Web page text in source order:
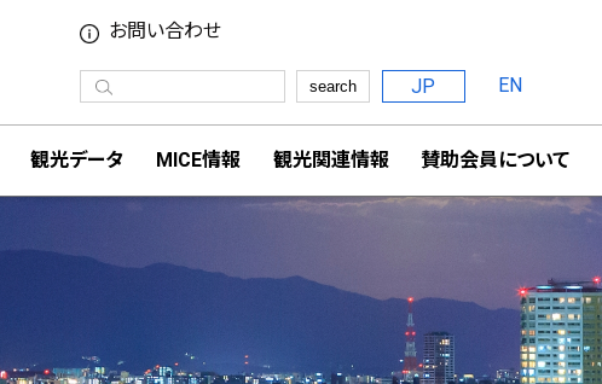
お問い合わせ
search JP EN
観光データ MICE情報 観光関連情報 賛助会員について